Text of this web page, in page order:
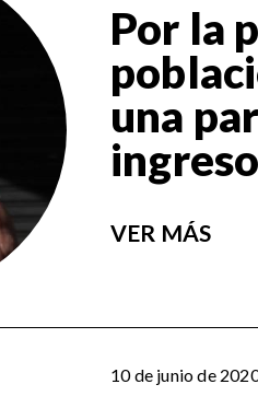
Por la
una
ingreso
VER MÁS
10 de junio de